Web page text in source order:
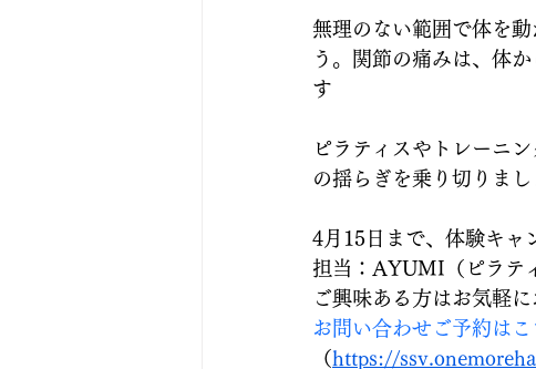
無理のない範囲で体を
う。関節の痛みは、体
す
ピラティスやトレーニ
の揺らぎを乗り切りまし
4月15日まで、体験キャ
担当：AYUMI（ピラテ
ご興味ある方はお気軽
お問い合わせご予約は
（ https://